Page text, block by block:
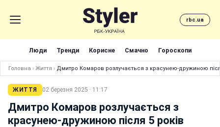
rbc.ua
Люди Тренди Корисне Смачно Гороскопи
Головна › Життя › Дмитро Комаров розлучається з красунею-дружиною
ЖИТТЯ 02 березня 2025 · 11:17
Дмитро Комаров розлучається з
красунею-дружиною після 5 років